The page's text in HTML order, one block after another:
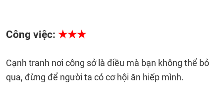
Công việc: ★★★
Cạnh tranh nơi công sở là điều mà bạn không thể bỏ
qua, đừng để người ta có cơ hội ăn hiếp mình.